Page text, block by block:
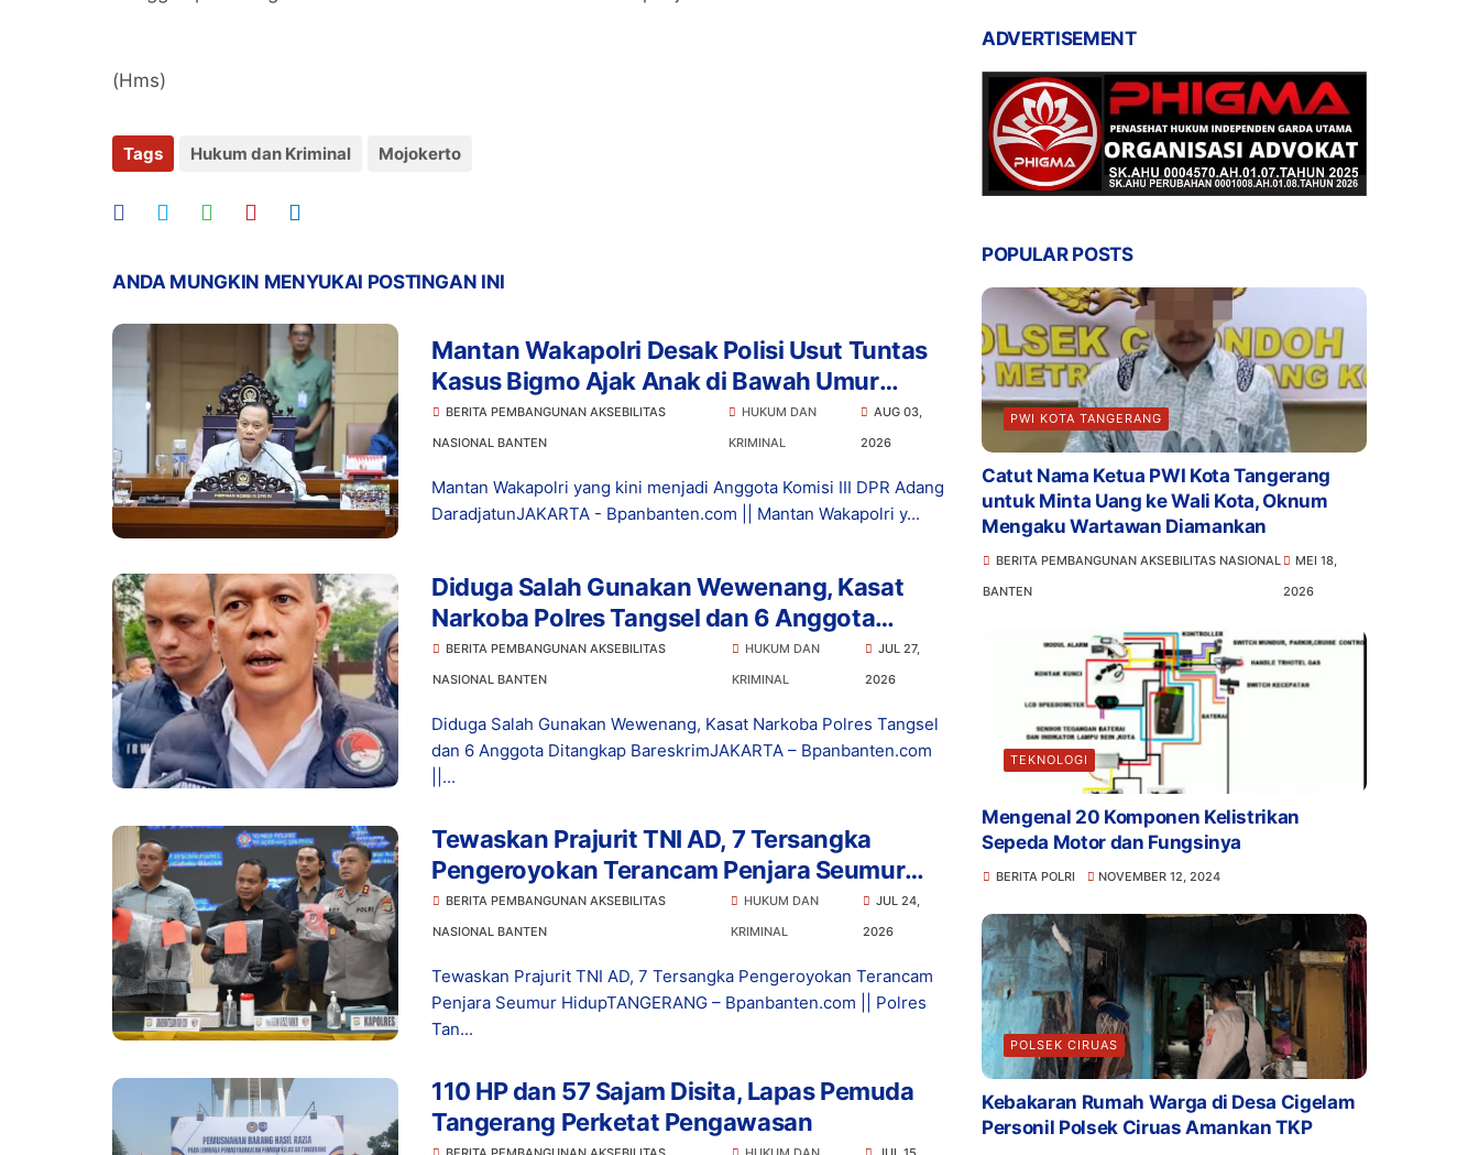
(Hms)
Tags Hukum dan Kriminal Mojokerto
ANDA MUNGKIN MENYUKAI POSTINGAN INI
Mantan Wakapolri Desak Polisi Usut Tuntas
Kasus Bigmo Ajak Anak di Bawah Umur
Promosikan Vape
BERITA PEMBANGUNAN AKSEBILITAS
NASIONAL BANTEN
HUKUM DAN
KRIMINAL
AUG 03,
2026
Mantan Wakapolri yang kini menjadi Anggota Komisi III DPR Adang
DaradjatunJAKARTA - Bpanbanten.com || Mantan Wakapolri y...
Diduga Salah Gunakan Wewenang, Kasat
Narkoba Polres Tangsel dan 6 Anggota
Ditangkap Bareskrim
BERITA PEMBANGUNAN AKSEBILITAS
NASIONAL BANTEN
HUKUM DAN
KRIMINAL
JUL 27,
2026
Diduga Salah Gunakan Wewenang, Kasat Narkoba Polres Tangsel
dan 6 Anggota Ditangkap BareskrimJAKARTA – Bpanbanten.com
||...
Tewaskan Prajurit TNI AD, 7 Tersangka
Pengeroyokan Terancam Penjara Seumur
Hidup
BERITA PEMBANGUNAN AKSEBILITAS
NASIONAL BANTEN
HUKUM DAN
KRIMINAL
JUL 24,
2026
Tewaskan Prajurit TNI AD, 7 Tersangka Pengeroyokan Terancam
Penjara Seumur HidupTANGERANG – Bpanbanten.com || Polres
Tan...
110 HP dan 57 Sajam Disita, Lapas Pemuda
Tangerang Perketat Pengawasan
ADVERTISEMENT
POPULAR POSTS
PWI KOTA TANGERANG
Catut Nama Ketua PWI Kota Tangerang
untuk Minta Uang ke Wali Kota, Oknum
Mengaku Wartawan Diamankan
BERITA PEMBANGUNAN AKSEBILITAS NASIONAL
BANTEN
MEI 18,
2026
TEKNOLOGI
Mengenal 20 Komponen Kelistrikan
Sepeda Motor dan Fungsinya
BERITA POLRI NOVEMBER 12, 2024
POLSEK CIRUAS
Kebakaran Rumah Warga di Desa Cigelam
Personil Polsek Ciruas Amankan TKP